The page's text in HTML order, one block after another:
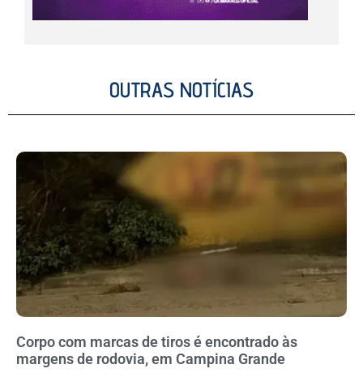
OUTRAS NOTÍCIAS
Corpo com marcas de tiros é encontrado às
margens de rodovia, em Campina Grande